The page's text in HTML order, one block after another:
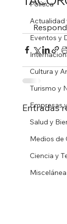
Política
Actualidad
Eventos y
Cultura y
Turismo y
Empresas
Salud y
Medios de
Ciencia y
Miscelánea
Entradas